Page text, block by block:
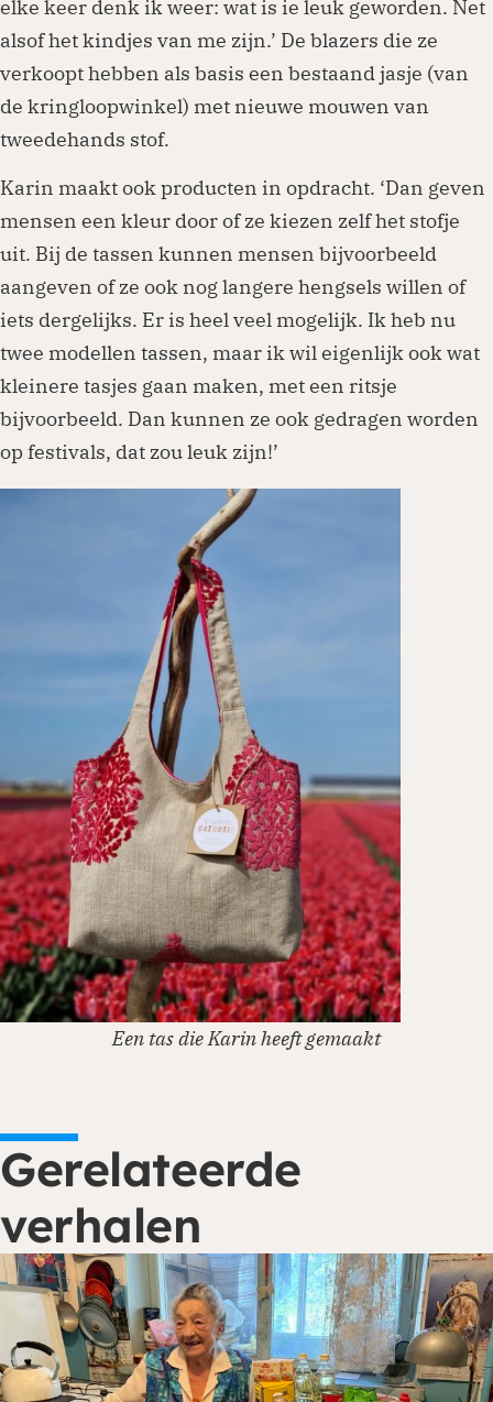
elke keer denk ik weer: wat is ie leuk geworden. Net
alsof het kindjes van me zijn.’ De blazers die ze
verkoopt hebben als basis een bestaand jasje (van
de kringloopwinkel) met nieuwe mouwen van
tweedehands stof.
Karin maakt ook producten in opdracht. ‘Dan geven
mensen een kleur door of ze kiezen zelf het stofje
uit. Bij de tassen kunnen mensen bijvoorbeeld
aangeven of ze ook nog langere hengsels willen of
iets dergelijks. Er is heel veel mogelijk. Ik heb nu
twee modellen tassen, maar ik wil eigenlijk ook wat
kleinere tasjes gaan maken, met een ritsje
bijvoorbeeld. Dan kunnen ze ook gedragen worden
op festivals, dat zou leuk zijn!’
Een tas die Karin heeft gemaakt
Gerelateerde
verhalen